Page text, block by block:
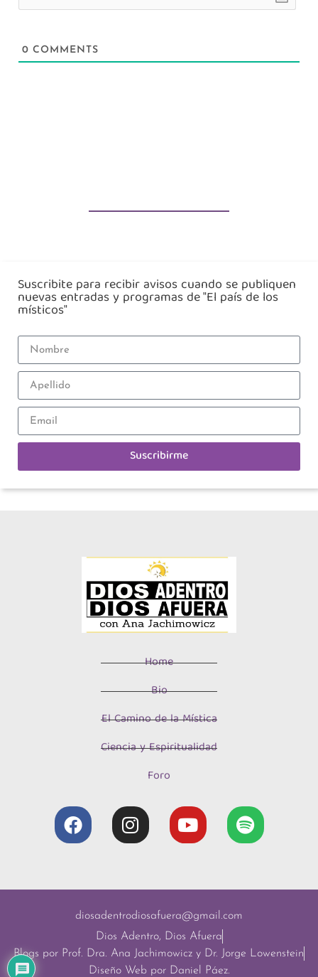
0 COMMENTS
Suscribite para recibir avisos cuando se publiquen
nuevas entradas y programas de "El país de los
místicos"
Suscribirme
Home
Bio
El Camino de la Mística
Ciencia y Espiritualidad
Foro
diosadentrodiosafuera@gmail.com
Dios Adentro, Dios Afuera
Blogs por Prof. Dra. Ana Jachimowicz y Dr. Jorge Lowenstein
Diseño Web por Daniel Páez.